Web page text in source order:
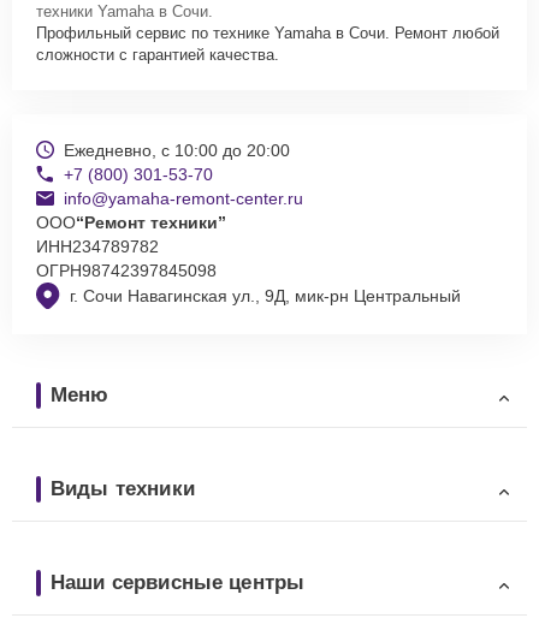
техники Yamaha в Сочи.
Профильный сервис по технике Yamaha в Сочи. Ремонт любой
сложности с гарантией качества.
г. Сочи Навагинская ул., 9Д, мик-рн Центральный
Ежедневно, с 10:00 до 20:00
+7 (800) 301-53-70
info@yamaha-remont-center.ru
ООО“Ремонт техники”
ИНН234789782
ОГРН98742397845098
Меню
Виды техники
Наши сервисные центры